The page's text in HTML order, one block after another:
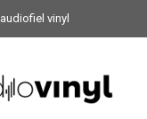
vinyl